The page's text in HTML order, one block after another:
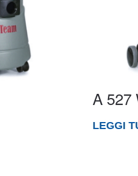
A 527
LEGGI